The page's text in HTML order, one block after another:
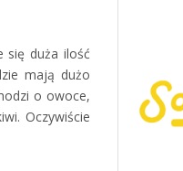
się duża ilość
mają dużo
o owoce,
Oczywiście